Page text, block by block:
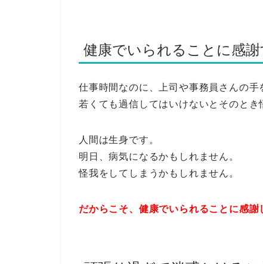
健康でいられることに感謝
仕事時間なのに、上司や事務員さんの手
若くても過信してはいけないとそのとき
人間は生身です。
明日、病気になるかもしれません。
怪我をしてしまうかもしれません。
だからこそ、健康でいられることに感謝